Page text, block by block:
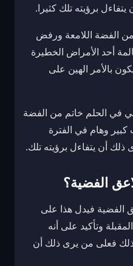
برؤيته تلك كثيرا.
الفضة اللامعة ورفض
أحد الأمراض الخطيرة
بالأمر الهين على
في الحلم خاتم من الفضة
وهام في الفترة
ذلك أن يتفاءل برؤيته تلك.
الفضية؟
الفضية فيدل هذا على
وتأكيد على أنه
فعلى من يرى ذلك أن